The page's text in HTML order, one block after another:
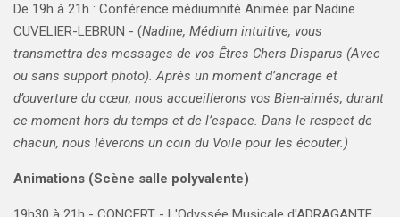
De 19h à 21h : Conférence médiumnité Animée par Nadine
CUVELIER-LEBRUN - (Nadine, Médium intuitive, vous
transmettra des messages de vos Êtres Chers Disparus (Avec
ou sans support photo).Après un moment d’ancrage et
d’ouverture du cœur, nous accueillerons vos Bien-aimés, durant
ce moment hors du temps et de l’espace. Dans le respect de
chacun, nous lèverons un coin du Voile pour les écouter.)
Animations (Scène salle polyvalente)